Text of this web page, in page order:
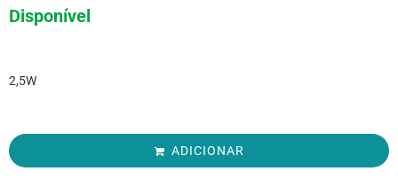
Disponível
2,5W
ADICIONAR